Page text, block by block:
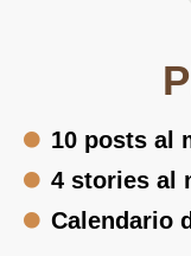
10 posts al
4 stories al
Calendario